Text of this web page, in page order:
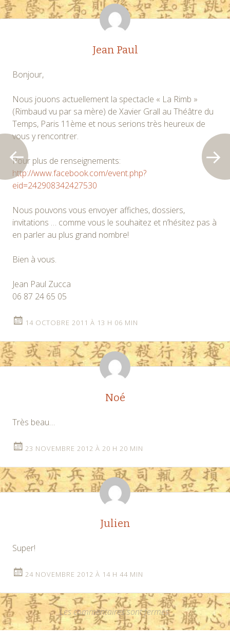
articles
Jean Paul
Bonjour,
Nous jouons actuellement la spectacle « La Rimb »
(Rimbaud vu par sa mère) de Xavier Grall au Théâtre du
Temps, Paris 11ème et nous serions très heureux de
vous y rencontrer.
Pour plus de renseignements:
http://www.facebook.com/event.php?
eid=242908342427530
Nous pouvons vous envoyer affiches, dossiers,
invitations … comme vous le souhaitez et n’hésitez pas à
en parler au plus grand nombre!
Bien à vous.
Jean Paul Zucca
06 87 24 65 05
14 OCTOBRE 2011 À 13 H 06 MIN
Noé
Très beau…
23 NOVEMBRE 2012 À 20 H 20 MIN
Julien
Super!
24 NOVEMBRE 2012 À 14 H 44 MIN
Les commentaires sont fermés.